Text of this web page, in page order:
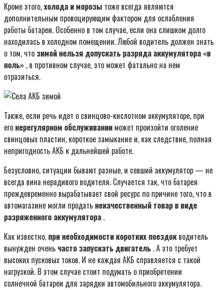
Кроме этого,холода и морозы тоже всегда являются
дополнительным провоцирующим фактором для ослабления
работы батареи. Особенно в том случае, если она слишком долго
находилась в холодном помещении. Любой водитель должен знать
о том, что зимой нельзя допускать разряда аккумулятора «в
ноль» , в противном случае, это может фатально на нем
отразиться.
Также, если речь идет о свинцово-кислотном аккумуляторе, при
его нерегулярном обслуживании может произойти оголение
свинцовых пластин, короткое замыкание и, как следствие, полная
непригодность АКБ к дальнейшей работе.
Безусловно, ситуации бывают разные, и севший аккумулятор — не
всегда вина нерадивого водителя. Случается так, что батарея
преждевременно вырабатывает свой ресурс по причине того, что в
автомагазине могли продать некачественный товар в виде
разряженного аккумулятора .
Как известно, при необходимости коротких поездок водитель
вынужден очень часто запускать двигатель . А это требует
высоких пусковых токов. И не каждая АКБ справляется с такой
нагрузкой. В этом случае стоит подумать о приобретении
солнечной батареи для зарядки автомобильного аккумулятора.